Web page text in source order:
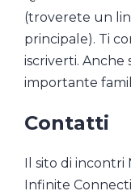
(troverete un
principale). Ti
iscriverti. Anche
importante
Contatti
Il sito di incontri
Infinite